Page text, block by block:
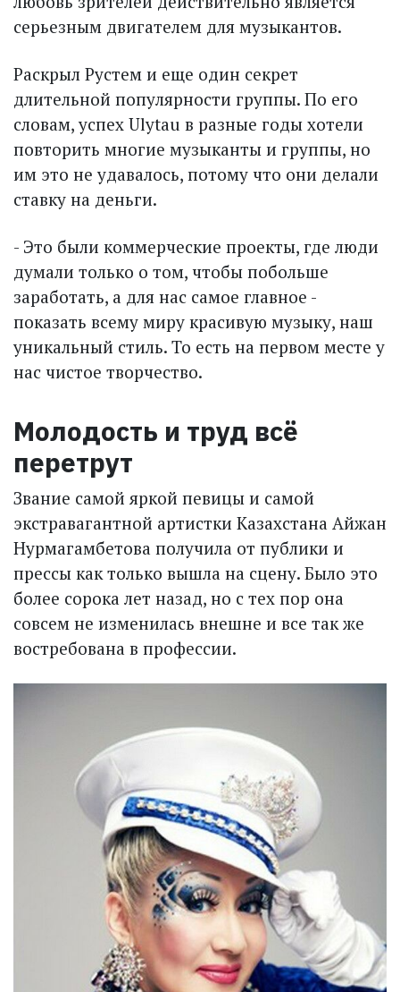
серьезным двигателем для музыкантов.
Раскрыл Рустем и еще один секрет
длительной популярности группы. По его
словам, успех Ulytau в разные годы хотели
повторить многие музыканты и группы, но
им это не удавалось, потому что они делали
ставку на деньги.
- Это были коммерческие проекты, где люди
думали только о том, чтобы побольше
заработать, а для нас самое главное -
показать всему миру красивую музыку, наш
уникальный стиль. То есть на первом месте у
нас чистое творчество.
Молодость и труд всё
перетрут
Звание самой яркой певицы и самой
экстравагантной артистки Казахстана Айжан
Нурмагамбетова получила от публики и
прессы как только вышла на сцену. Было это
более сорока лет назад, но с тех пор она
совсем не изменилась внешне и все так же
востребована в профессии.